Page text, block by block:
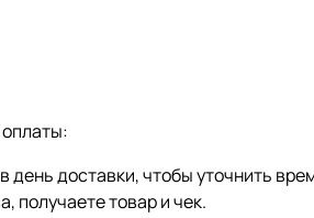
доставки, чтобы уточнить
получаете товар и чек.